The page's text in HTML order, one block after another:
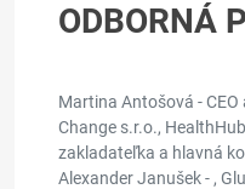
ODBORNÁ
Martina Antošová -
Change s.r.o.,
zakladateľka a hlavná
Alexander Janušek - ,